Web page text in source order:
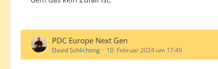
PDC Europe Next Gen
David Schlichting 10. Februar 2024 um 17:49